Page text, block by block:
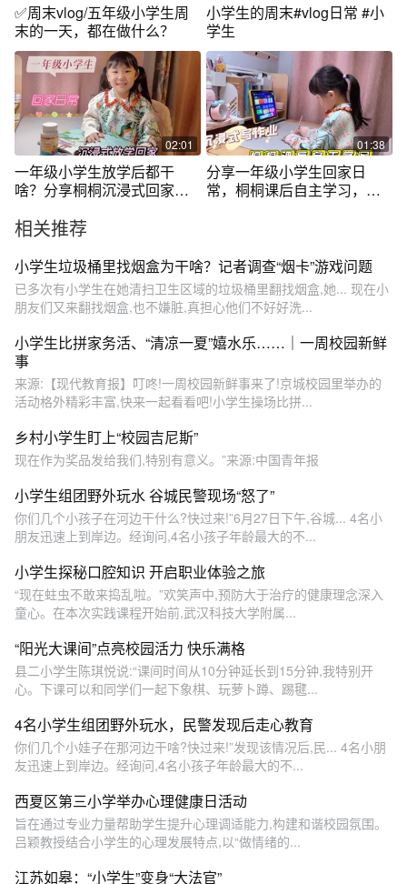
✅周末vlog/五年级小学生周
末的一天，都在做什么？
小学生的周末#vlog日常 #小
学生
02:01
一年级小学生放学后都干
啥？分享桐桐沉浸式回家日
01:38
分享一年级小学生回家日
常，桐桐课后自主学习，沉
相关推荐
小学生垃圾桶里找烟盒为干啥？记者调查“烟卡”游戏问题
已多次有小学生在她清扫卫生区域的垃圾桶里翻找烟盒,她... 现在小
朋友们又来翻找烟盒,也不嫌脏,真担心他们不好好洗...
小学生比拼家务活、“清凉一夏”嬉水乐……｜一周校园新鲜
事
来源:【现代教育报】叮咚!一周校园新鲜事来了!京城校园里举办的
活动格外精彩丰富,快来一起看看吧!小学生操场比拼...
乡村小学生盯上“校园吉尼斯”
现在作为奖品发给我们,特别有意义。”来源:中国青年报
小学生组团野外玩水 谷城民警现场“怒了”
你们几个小孩子在河边干什么?快过来!”6月27日下午,谷城... 4名小
朋友迅速上到岸边。经询问,4名小孩子年龄最大的不...
小学生探秘口腔知识 开启职业体验之旅
“现在蛀虫不敢来捣乱啦。”欢笑声中,预防大于治疗的健康理念深入
童心。在本次实践课程开始前,武汉科技大学附属...
“阳光大课间”点亮校园活力 快乐满格
县二小学生陈琪悦说:“课间时间从10分钟延长到15分钟,我特别开
心。下课可以和同学们一起下象棋、玩萝卜蹲、踢毽...
4名小学生组团野外玩水，民警发现后走心教育
你们几个小娃子在那河边干啥?快过来!”发现该情况后,民... 4名小朋
友迅速上到岸边。经询问,4名小孩子年龄最大的不...
西夏区第三小学举办心理健康日活动
旨在通过专业力量帮助学生提升心理调适能力,构建和谐校园氛围。
吕颖教授结合小学生的心理发展特点,以“做情绪的...
江苏如皋：“小学生”变身“大法官”